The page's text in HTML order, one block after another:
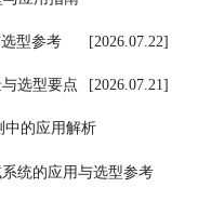
[2026.07.24]
型参考 [2026.07.22]
选型要点 [2026.07.21]
中的应用解析
[2026.07.18]
统的应用与选型参考